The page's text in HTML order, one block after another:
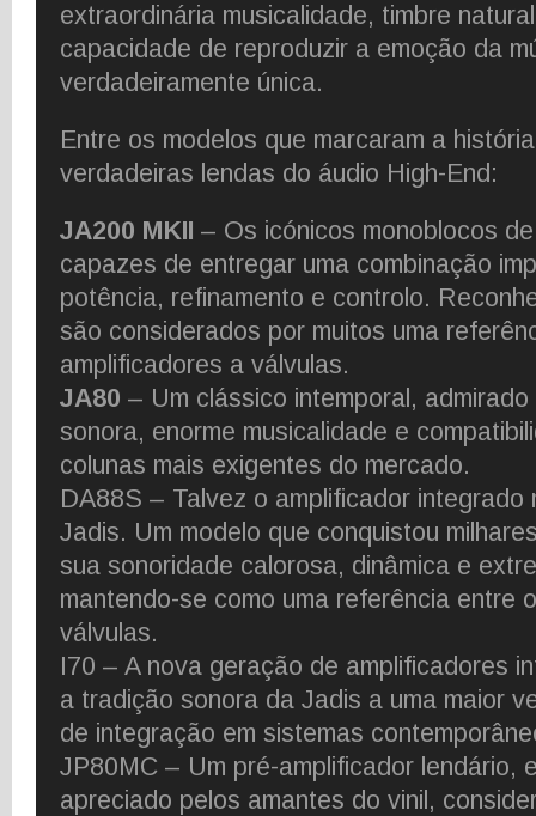
extraordinária musicalidade, timbre
capacidade de reproduzir a emoção da
verdadeiramente única.
Entre os modelos que marcaram a
verdadeiras lendas do áudio High-End:
JA200 MKII – Os icónicos monoblocos
capazes de entregar uma combinação
potência, refinamento e controlo.
são considerados por muitos uma
amplificadores a válvulas.
JA80 – Um clássico intemporal,
sonora, enorme musicalidade e
colunas mais exigentes do mercado.
DA88S – Talvez o amplificador integrado
Jadis. Um modelo que conquistou
sua sonoridade calorosa, dinâmica e
mantendo-se como uma referência entre
válvulas.
I70 – A nova geração de amplificadores
a tradição sonora da Jadis a uma maior
de integração em sistemas
JP80MC – Um pré-amplificador lendário,
apreciado pelos amantes do vinil,